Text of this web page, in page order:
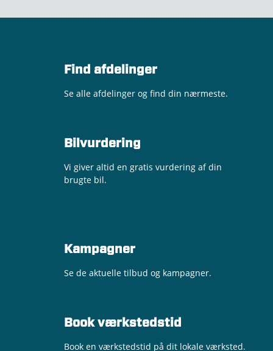
Find afdelinger
Se alle afdelinger og find din nærmeste.
Bilvurdering
Vi giver altid en gratis vurdering af din
brugte bil.
Kampagner
Se de aktuelle tilbud og kampagner.
Book værkstedstid
Book en værkstedstid på dit lokale værksted.